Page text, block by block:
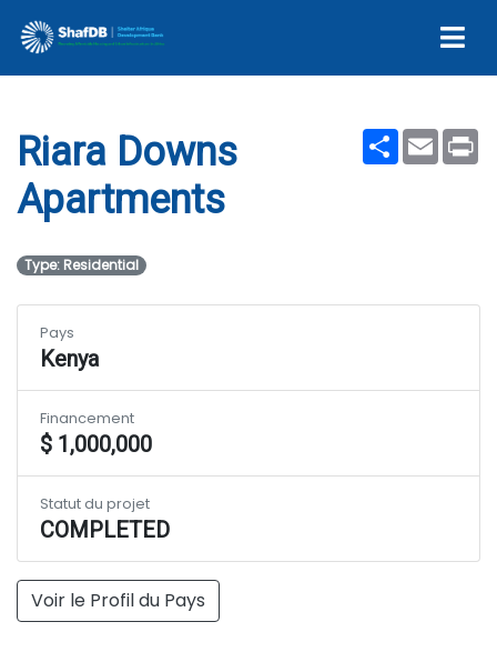
Riara Downs Apartments
ShareEmail
Riara Downs
Apartments
Type: Residential
Voir le Profil du Pays
Pays
Kenya
Financement
$ 1,000,000
Statut du projet
COMPLETED